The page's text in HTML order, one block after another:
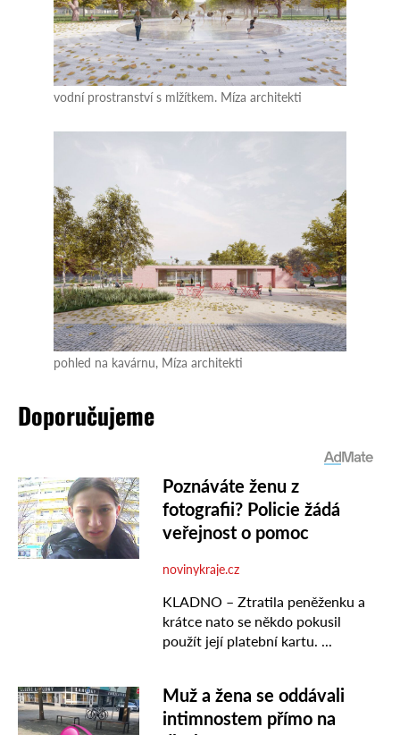
vodní prostranství s mlžítkem. Míza architekti
pohled na kavárnu, Míza architekti
Doporučujeme